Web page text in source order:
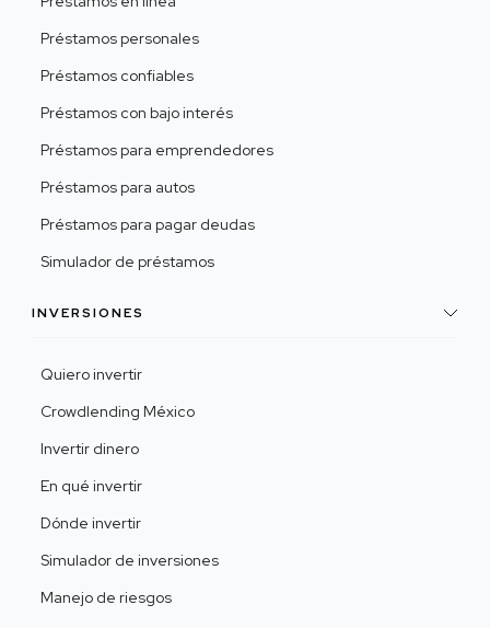
Préstamos personales
Préstamos confiables
Préstamos con bajo interés
Préstamos para emprendedores
Préstamos para autos
Préstamos para pagar deudas
Simulador de préstamos
INVERSIONES
Quiero invertir
Crowdlending México
Invertir dinero
En qué invertir
Dónde invertir
Simulador de inversiones
Manejo de riesgos